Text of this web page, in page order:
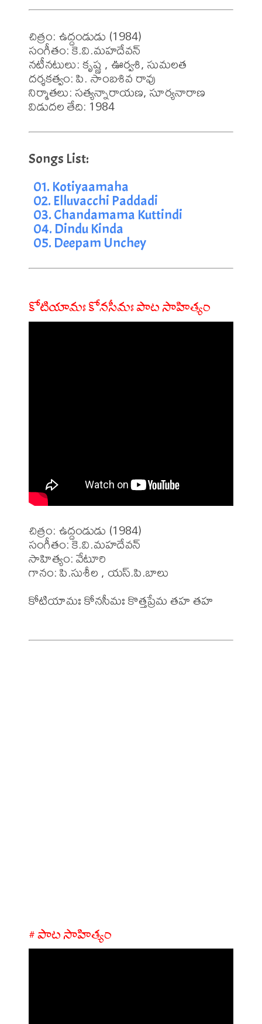
చిత్రం: ఉద్దండుడు (1984)
సంగీతం: కె.వి.మహదేవన్
నటీనటులు: కృష్ణ , ఊర్వశి, సుమలత
దర్శకత్వం: పి. సాంబశివ రావు
నిర్మాతలు: సత్యన్నారాయణ, సూర్యనారాణ
విడుదల తేది: 1984
01. Kotiyaamaha
02. Elluvacchi Paddadi
03. Chandamama Kuttindi
04. Dindu Kinda
05. Deepam Unchey
కోటియామః కోనసీమః పాట సాహిత్యం
చిత్రం: ఉద్దండుడు (1984)
సంగీతం: కె.వి.మహదేవన్
సాహిత్యం: వేటూరి
గానం: పి.సుశీల , యస్.పి.బాలు
కోటియామః కోనసీమః కొత్తప్రేమ తహ తహ
# పాట సాహిత్యం